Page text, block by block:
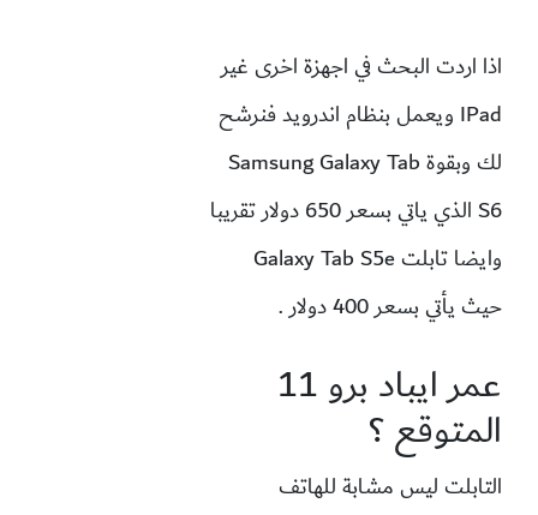
اذا اردت البحث في اجهزة اخرى غير
IPad ويعمل بنظام اندرويد فنرشح
لك وبقوة Samsung Galaxy Tab
S6 الذي ياتي بسعر 650 دولار تقريبا
وايضا تابلت Galaxy Tab S5e
حيث يأتي بسعر 400 دولار .
عمر ايباد برو 11
المتوقع ؟
التابلت ليس مشابة للهاتف